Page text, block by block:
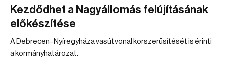
Kezdődhet a Nagyállomás felújításának
előkészítése
A Debrecen–Nyíregyháza vasútvonal korszerűsítését is érinti
a kormányhatározat.